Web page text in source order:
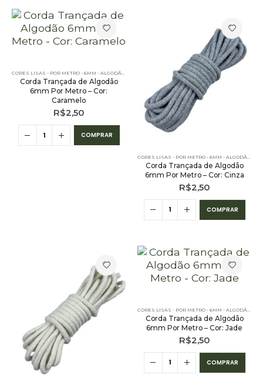
CORES LISAS - POR METRO - 6MM - ALGODÃO PE – 6MM – ALGODÃO - POR METRO,POR METRO -
Corda Trançada de Algodão
6mm Por Metro – Cor:
Caramelo
R$2,50
COMPRAR
Corda Trançada de Algodão
6mm Por Metro – Cor: Cinza
R$2,50
COMPRAR
Corda Trançada de Algodão
6mm Por Metro – Cor: Jade
R$2,50
COMPRAR